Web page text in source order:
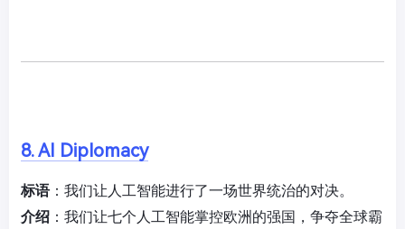
8. AI Diplomacy
标语：我们让人工智能进行了一场世界统治的对决。
介绍 ：我们让七个人工智能掌控欧洲的强国，争夺全球霸